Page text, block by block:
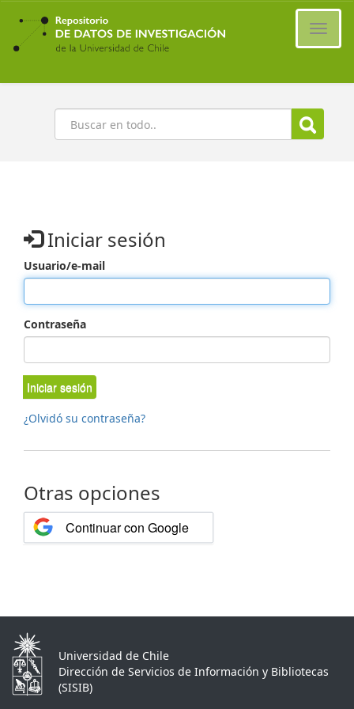
Ir
contenido
principal
Buscar
Iniciar sesión
Usuario/e-mail
Contraseña
Iniciar sesión
¿Olvidó su contraseña?
Otras opciones
Continuar con Google
Universidad de Chile
Dirección de Servicios de Información y Bibliotecas
(SISIB)